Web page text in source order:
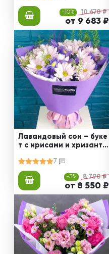
-10% 10 670 ₽
от 9 683 ₽
Лавандовый сон – буке
т с ирисами и хризанте
7
-3% 8 790 ₽
от 8 550 ₽